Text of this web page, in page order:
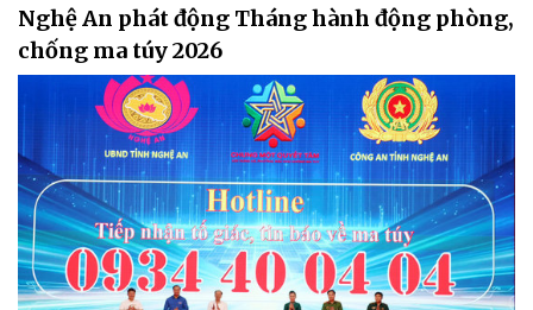
Nghệ An phát động Tháng hành động phòng,
chống ma túy 2026